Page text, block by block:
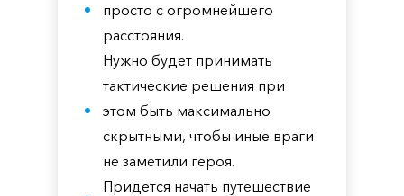
просто с огромнейшего
расстояния.
Нужно будет принимать
тактические решения при
этом быть максимально
скрытными, чтобы иные враги
не заметили героя.
Придется начать путешествие